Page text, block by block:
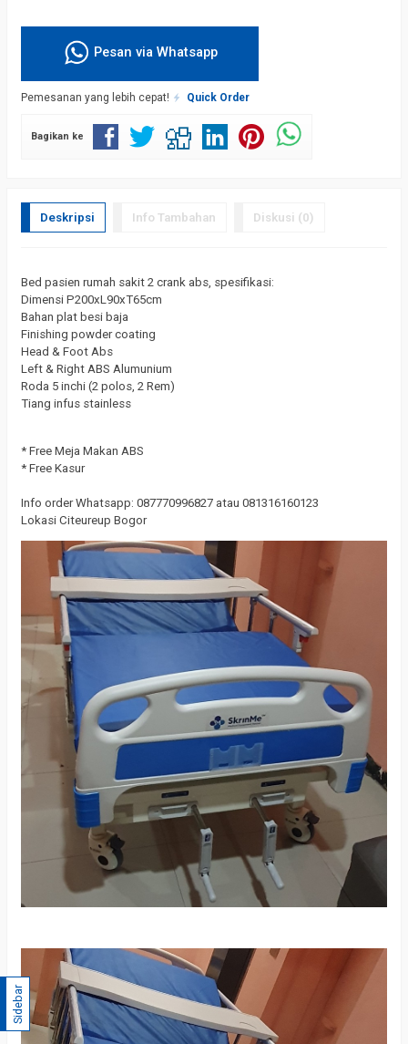
Pesan via Whatsapp
Pemesanan yang lebih cepat! Quick Order
Bagikan ke
Deskripsi Info Tambahan Diskusi (0)
Bed pasien rumah sakit 2 crank abs, spesifikasi:
Dimensi P200xL90xT65cm
Bahan plat besi baja
Finishing powder coating
Head & Foot Abs
Left & Right ABS Alumunium
Roda 5 inchi (2 polos, 2 Rem)
Tiang infus stainless
* Free Meja Makan ABS
* Free Kasur
Info order Whatsapp: 087770996827 atau 081316160123
Lokasi Citeureup Bogor
Sidebar